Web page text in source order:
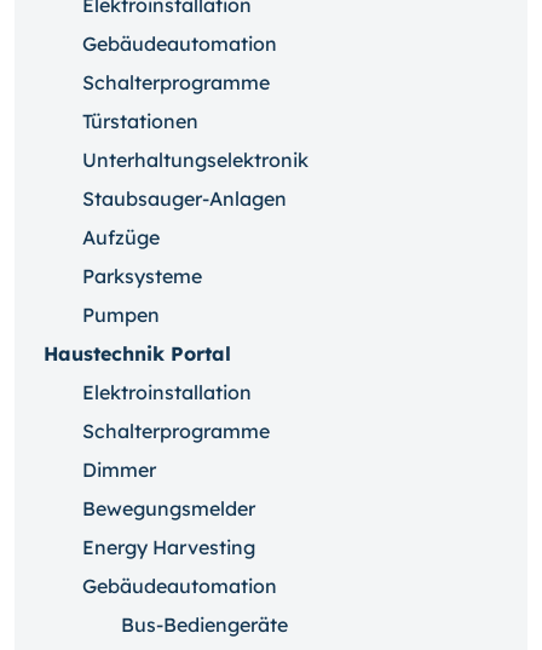
Elektroinstallation
Gebäudeautomation
Schalterprogramme
Türstationen
Unterhaltungselektronik
Staubsauger-Anlagen
Aufzüge
Parksysteme
Pumpen
Haustechnik Portal
Elektroinstallation
Schalterprogramme
Dimmer
Bewegungsmelder
Energy Harvesting
Gebäudeautomation
Bus-Bediengeräte